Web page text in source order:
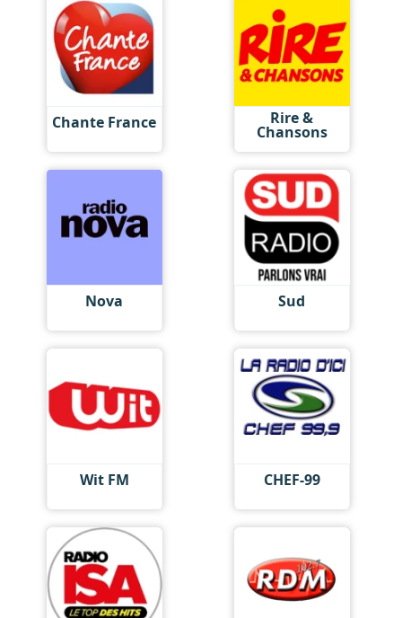
Chante France Rire &
Chansons
Nova Sud
Wit FM CHEF-99